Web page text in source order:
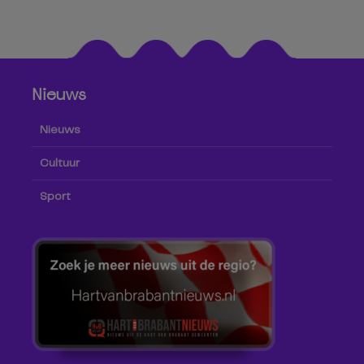
Nieuws
Nieuws
Cultuur
Sport